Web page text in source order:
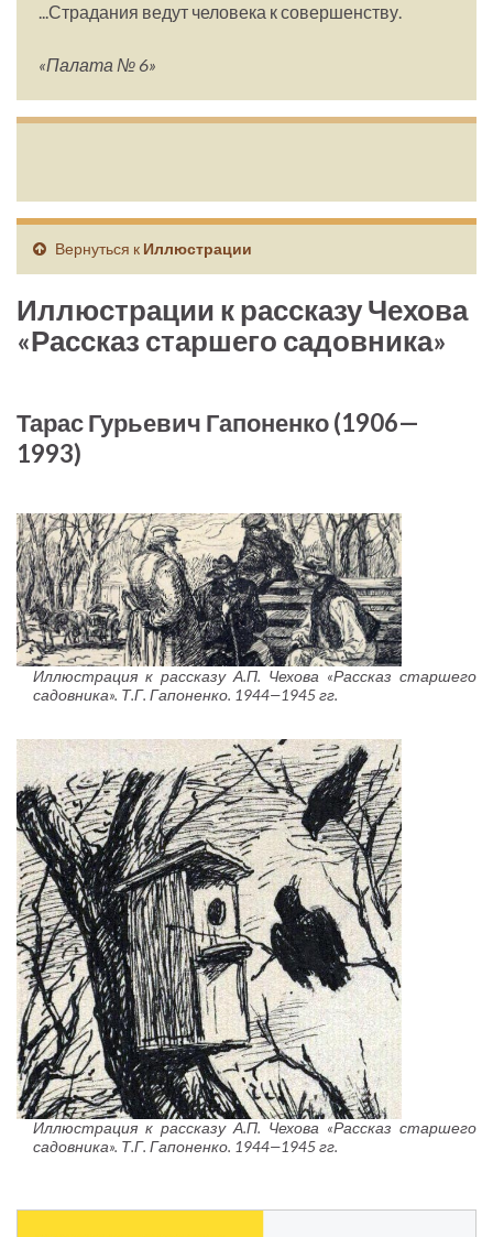
...Страдания ведут человека к совершенству.
«Палата № 6»
Вернуться к Иллюстрации
Иллюстрации к рассказу Чехова
«Рассказ старшего садовника»
Тарас Гурьевич Гапоненко (1906—
1993)
Иллюстрация к рассказу А.П. Чехова «Рассказ старшего
садовника». Т.Г. Гапоненко. 1944—1945 гг.
Иллюстрация к рассказу А.П. Чехова «Рассказ старшего
садовника». Т.Г. Гапоненко. 1944—1945 гг.